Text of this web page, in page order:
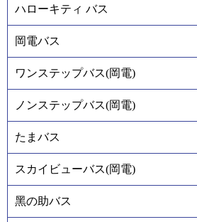
ハローキティ バス
岡電バス
ワンステップバス(岡電)
ノンステップバス(岡電)
たまバス
スカイビューバス(岡電)
黑の助バス